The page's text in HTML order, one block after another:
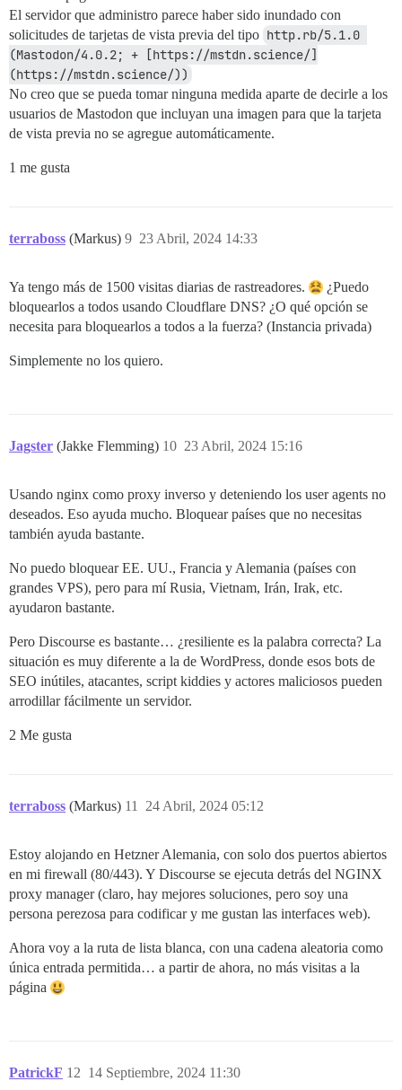
El servidor que administro parece haber sido inundado con
solicitudes de tarjetas de vista previa del tipo http.rb/5.1.0
(Mastodon/4.0.2; + [https://mstdn.science/]
(https://mstdn.science/))
No creo que se pueda tomar ninguna medida aparte de decirle a los
usuarios de Mastodon que incluyan una imagen para que la tarjeta
de vista previa no se agregue automáticamente.
1 me gusta
terraboss (Markus) 23 Abril, 2024 14:33
9
Ya tengo más de 1500 visitas diarias de rastreadores.
¿Puedo
bloquearlos a todos usando Cloudflare DNS? ¿O qué opción se
necesita para bloquearlos a todos a la fuerza? (Instancia privada)
Simplemente no los quiero.
Jagster (Jakke Flemming) 23 Abril, 2024 15:16
10
Usando nginx como proxy inverso y deteniendo los user agents no
deseados. Eso ayuda mucho. Bloquear países que no necesitas
también ayuda bastante.
No puedo bloquear EE. UU., Francia y Alemania (países con
grandes VPS), pero para mí Rusia, Vietnam, Irán, Irak, etc.
ayudaron bastante.
Pero Discourse es bastante… ¿resiliente es la palabra correcta? La
situación es muy diferente a la de WordPress, donde esos bots de
SEO inútiles, atacantes, script kiddies y actores maliciosos pueden
arrodillar fácilmente un servidor.
2 Me gusta
terraboss (Markus) 24 Abril, 2024 05:12
11
Estoy alojando en Hetzner Alemania, con solo dos puertos abiertos
en mi firewall (80/443). Y Discourse se ejecuta detrás del NGINX
proxy manager (claro, hay mejores soluciones, pero soy una
persona perezosa para codificar y me gustan las interfaces web).
Ahora voy a la ruta de lista blanca, con una cadena aleatoria como
única entrada permitida… a partir de ahora, no más visitas a la
página
PatrickF 14 Septiembre, 2024 11:30
12